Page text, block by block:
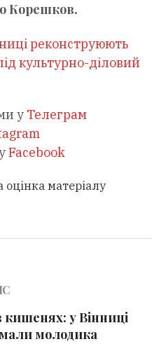
Корешков.
реконструюють
культурно-діловий
у Телеграм
Facebook
матеріалу
у Вінниці
молодика